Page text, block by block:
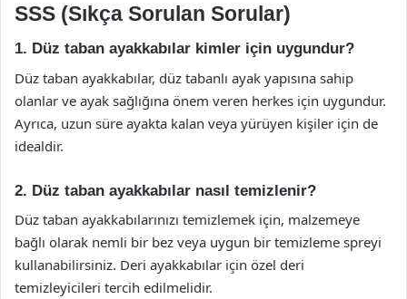
SSS (Sıkça Sorulan Sorular)
1. Düz taban ayakkabılar kimler için uygundur?
Düz taban ayakkabılar, düz tabanlı ayak yapısına sahip
olanlar ve ayak sağlığına önem veren herkes için uygundur.
Ayrıca, uzun süre ayakta kalan veya yürüyen kişiler için de
idealdir.
2. Düz taban ayakkabılar nasıl temizlenir?
Düz taban ayakkabılarınızı temizlemek için, malzemeye
bağlı olarak nemli bir bez veya uygun bir temizleme spreyi
kullanabilirsiniz. Deri ayakkabılar için özel deri
temizleyicileri tercih edilmelidir.